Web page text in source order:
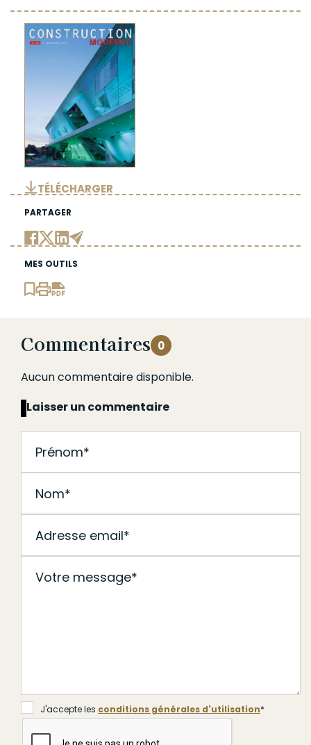
TÉLÉCHARGER
PARTAGER
MES OUTILS
Commentaires 0
Aucun commentaire disponible.
Laisser un commentaire
J'accepte les conditions générales d'utilisation*